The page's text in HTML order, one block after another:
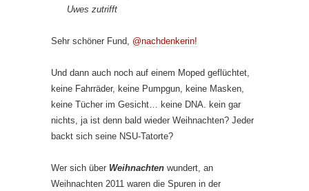
Uwes zutrifft
Sehr schöner Fund, @nachdenkerin!
Und dann auch noch auf einem Moped geflüchtet,
keine Fahrräder, keine Pumpgun, keine Masken,
keine Tücher im Gesicht… keine DNA. kein gar
nichts, ja ist denn bald wieder Weihnachten? Jeder
backt sich seine NSU-Tatorte?
Wer sich über Weihnachten wundert, an
Weihnachten 2011 waren die Spuren in der